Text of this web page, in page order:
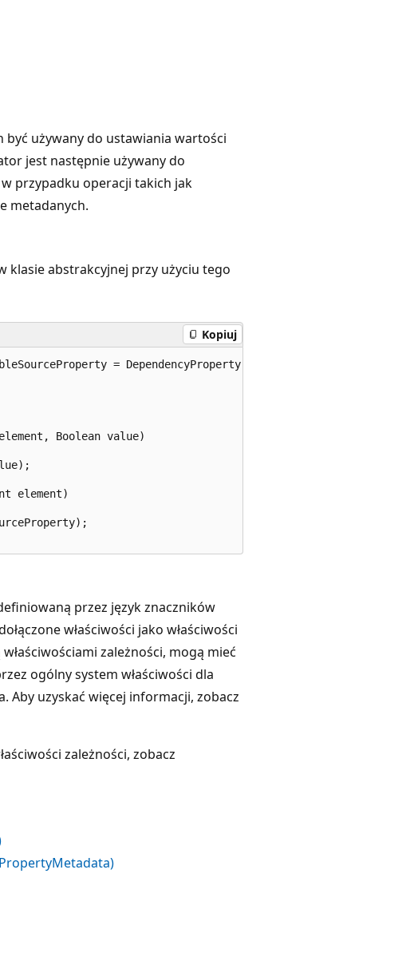
używany do ustawiania wartości
jest następnie używany do
przypadku operacji takich jak
metadanych.
klasie abstrakcyjnej przy użyciu tego
Kopiuj
= DependencyProperty.RegisterAttached(
Boolean value)
element)
przez język znaczników
właściwości jako właściwości
zależności, mogą mieć
ogólny system właściwości dla
Aby uzyskać więcej informacji, zobacz
zależności, zobacz